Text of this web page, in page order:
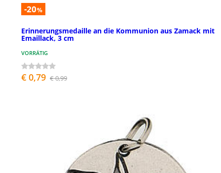
-20%
Erinnerungsmedaille an die Kommunion aus Zamack mit
Emaillack, 3 cm
VORRÄTIG
€ 0,79 € 0,99